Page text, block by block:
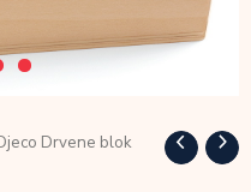
Drvene blok